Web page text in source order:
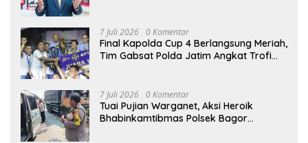
7 Juli 2026 0 Komentar
Final Kapolda Cup 4 Berlangsung Meriah,
Tim Gabsat Polda Jatim Angkat Trofi
7 Juli 2026 0 Komentar
Tuai Pujian Warganet, Aksi Heroik
Bhabinkamtibmas Polsek Bagor